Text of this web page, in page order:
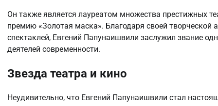
Он также является лауреатом множества престижных
премию «Золотая маска». Благодаря своей творческой
спектаклей, Евгений Папунаишвили заслужил звание
деятелей современности.
Звезда театра и кино
Неудивительно, что Евгений Папунаишвили стал